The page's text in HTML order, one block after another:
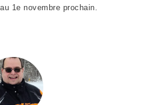
1e novembre prochain.